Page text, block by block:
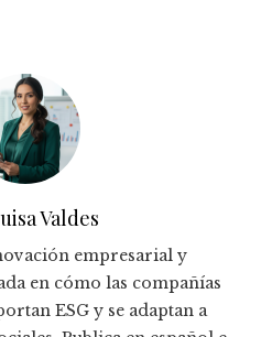
Valdes
empresarial y
en cómo las compañías
ESG y se adaptan a